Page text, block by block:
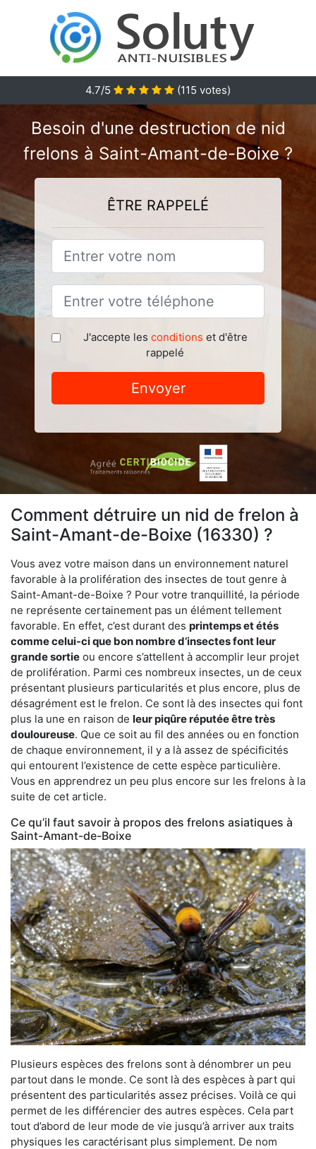
4.7/5 (115 votes)
Besoin d'une destruction de nid
frelons à Saint-Amant-de-Boixe ?
ÊTRE RAPPELÉ
J'accepte les conditions et d'être
rappelé
Envoyer
Comment détruire un nid de frelon à
Saint-Amant-de-Boixe (16330) ?
Vous avez votre maison dans un environnement naturel
favorable à la prolifération des insectes de tout genre à
Saint-Amant-de-Boixe ? Pour votre tranquillité, la période
ne représente certainement pas un élément tellement
favorable. En effet, c’est durant des printemps et étés
comme celui-ci que bon nombre d’insectes font leur
grande sortie ou encore s’attellent à accomplir leur projet
de prolifération. Parmi ces nombreux insectes, un de ceux
présentant plusieurs particularités et plus encore, plus de
désagrément est le frelon. Ce sont là des insectes qui font
plus la une en raison de leur piqûre réputée être très
douloureuse. Que ce soit au fil des années ou en fonction
de chaque environnement, il y a là assez de spécificités
qui entourent l’existence de cette espèce particulière.
Vous en apprendrez un peu plus encore sur les frelons à la
suite de cet article.
Ce qu’il faut savoir à propos des frelons asiatiques à
Saint-Amant-de-Boixe
Plusieurs espèces des frelons sont à dénombrer un peu
partout dans le monde. Ce sont là des espèces à part qui
présentent des particularités assez précises. Voilà ce qui
permet de les différencier des autres espèces. Cela part
tout d’abord de leur mode de vie jusqu’à arriver aux traits
physiques les caractérisant plus simplement. De nom